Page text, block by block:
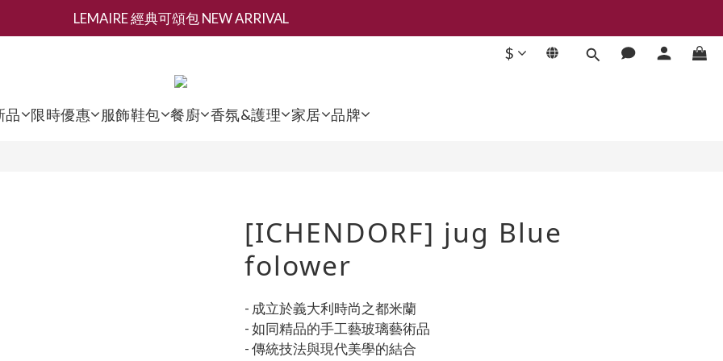
新會員募集現領抵用千元購物金
LEMAIRE 經典可頌包 NEW ARRIVAL
新會員募集現領抵用千元購物金
$
品 限時優惠 服飾鞋包 餐廚 香氛&護理 家居 品牌
[ICHENDORF] jug Blue
folower
- 成立於義大利時尚之都米蘭
- 如同精品的手工藝玻璃藝術品
- 傳統技法與現代美學的結合
BUY NOW